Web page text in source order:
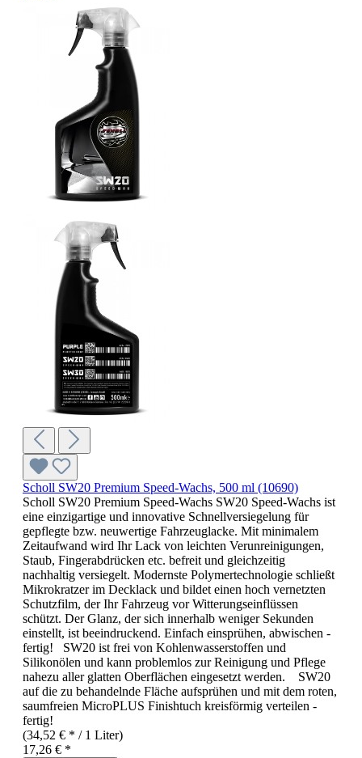
Scholl SW20 Premium Speed-Wachs, 500 ml (10690)
Scholl SW20 Premium Speed-Wachs SW20 Speed-Wachs ist
eine einzigartige und innovative Schnellversiegelung für
gepflegte bzw. neuwertige Fahrzeuglacke. Mit minimalem
Zeitaufwand wird Ihr Lack von leichten Verunreinigungen,
Staub, Fingerabdrücken etc. befreit und gleichzeitig
nachhaltig versiegelt. Modernste Polymertechnologie schließt
Mikrokratzer im Decklack und bildet einen hoch vernetzten
Schutzfilm, der Ihr Fahrzeug vor Witterungseinflüssen
schützt. Der Glanz, der sich innerhalb weniger Sekunden
einstellt, ist beeindruckend. Einfach einsprühen, abwischen -
fertig! SW20 ist frei von Kohlenwasserstoffen und
Silikonölen und kann problemlos zur Reinigung und Pflege
nahezu aller glatten Oberflächen eingesetzt werden. SW20
auf die zu behandelnde Fläche aufsprühen und mit dem roten,
saumfreien MicroPLUS Finishtuch kreisförmig verteilen -
fertig!
(34,52 € * / 1 Liter)
17,26 € *